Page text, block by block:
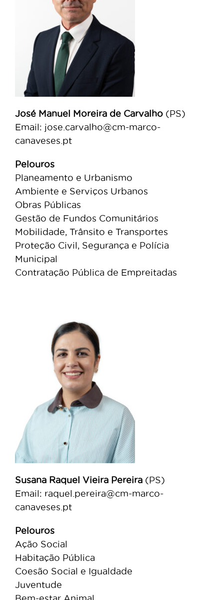
José Manuel Moreira de Carvalho (PS)
Email: jose.carvalho@cm-marco-
canaveses.pt
Pelouros
Planeamento e Urbanismo
Ambiente e Serviços Urbanos
Obras Públicas
Gestão de Fundos Comunitários
Mobilidade, Trânsito e Transportes
Proteção Civil, Segurança e Polícia
Municipal
Contratação Pública de Empreitadas
Susana Raquel Vieira Pereira (PS)
Email: raquel.pereira@cm-marco-
canaveses.pt
Pelouros
Ação Social
Habitação Pública
Coesão Social e Igualdade
Juventude